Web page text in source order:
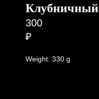
Клубничный
300
₽
Weight: 330 g